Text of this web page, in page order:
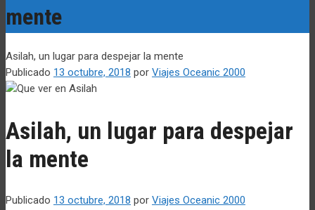
mente
Asilah, un lugar para despejar la mente
Publicado 13 octubre, 2018 por Viajes Oceanic 2000
Asilah, un lugar para despejar
la mente
Publicado 13 octubre, 2018 por Viajes Oceanic 2000